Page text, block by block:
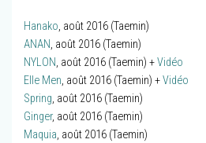
Hanako, août 2016 (Taemin)
ANAN, août 2016 (Taemin)
NYLON, août 2016 (Taemin) +Vidéo
Elle Men, août 2016 (Taemin) +Vidéo
Spring, août 2016 (Taemin)
Ginger, août 2016 (Taemin)
Maquia, août 2016 (Taemin)